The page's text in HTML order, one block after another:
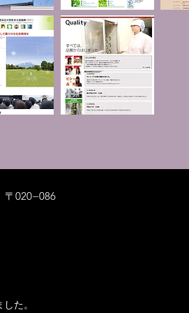
020−086
た。